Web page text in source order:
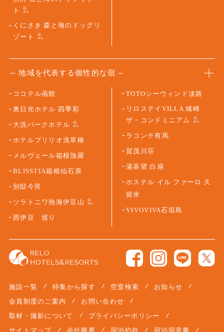
ト
くにさき 森と海のドッグリ
ゾート
地域を代表する個性的な宿
ココテル函館
奥日光ホテル 四季彩
大洗パークホテル
ホテルブリリオ浅草橋
メルヴェール箱根強羅
BLISSTIA箱根仙石原
別邸今宵
ソラトニワ熱海伊豆山
西伊豆 巡り
TOTOシーウィンド淡路
リロステイVILLA 城崎
ザ・コンドミニアム
ラコンテ有馬
賀茂川荘
湯喜望 白扇
ホステル イル ファーロ 久
留米
VIVOVIVA石垣島
施設一覧 特集から探す 空室検索
お知らせ
会員制度のご案内
お問い合わせ
取材・撮影について
プライバシーポリシー
サイトマップ
会社概要 宿泊約款 宿泊同意書